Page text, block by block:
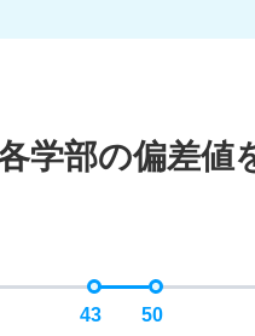
学部の偏差値
43 50